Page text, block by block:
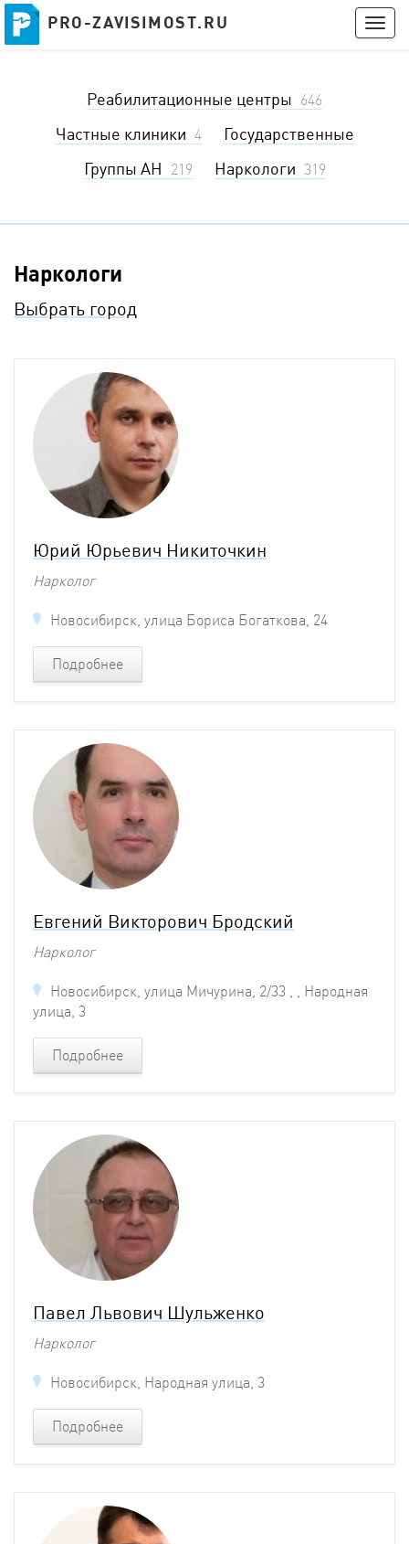
PRO-ZAVISIMOST.RU
PRO-ZAVISIMOST.RU
Реабилитационные центры 646
Частные клиники 4
Государственные
Группы АН 219 Наркологи 319
Наркологи
Выбрать город
Юрий Юрьевич Никиточкин
Нарколог
Новосибирск, улица Бориса Богаткова, 24
Подробнее
Евгений Викторович Бродский
Нарколог
Новосибирск, улица Мичурина, 2/33 , , Народная
улица, 3
Подробнее
Павел Львович Шульженко
Нарколог
Новосибирск, Народная улица, 3
Подробнее